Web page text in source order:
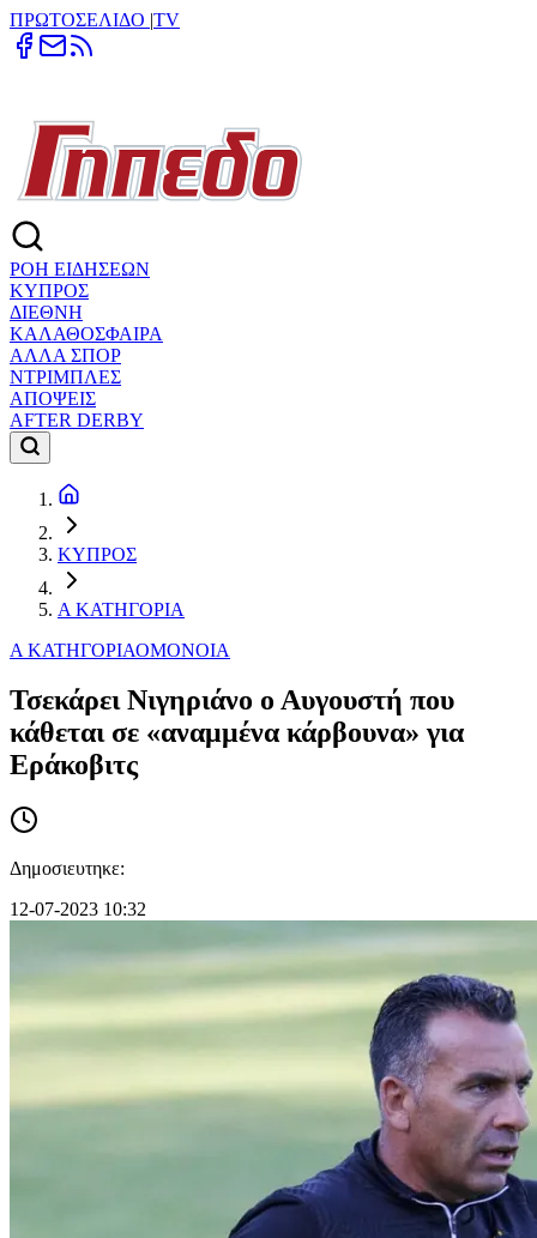
ΠΡΩΤΟΣΕΛΙΔΟ |TV
ΡΟΗ ΕΙΔΗΣΕΩΝ
ΚΥΠΡΟΣ
ΔΙΕΘΝΗ
ΚΑΛΑΘΟΣΦΑΙΡΑ
ΑΛΛΑ ΣΠΟΡ
ΝΤΡΙΜΠΛΕΣ
ΑΠΟΨΕΙΣ
AFTER DERBY
ΚΥΠΡΟΣ
Α ΚΑΤΗΓΟΡΙΑ
Α ΚΑΤΗΓΟΡΙΑΟΜΟΝΟΙΑ
Τσεκάρει Νιγηριάνο ο Αυγουστή που
κάθεται σε «αναμμένα κάρβουνα» για
Εράκοβιτς
Δημοσιευτηκε:
12-07-2023 10:32